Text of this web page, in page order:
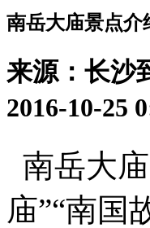
南岳大庙景点介
来源：长沙
2016-10-25
南岳大
庙”“南国